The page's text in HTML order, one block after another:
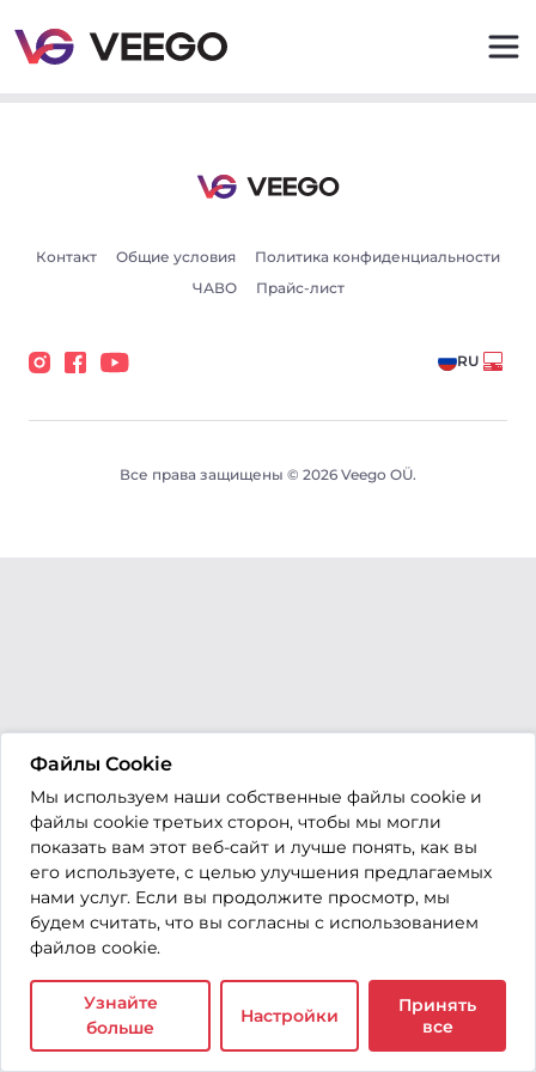
Файлы Cookie
Мы используем наши собственные файлы cookie и
файлы cookie третьих сторон, чтобы мы могли
показать вам этот веб-сайт и лучше понять, как вы
его используете, с целью улучшения предлагаемых
нами услуг. Если вы продолжите просмотр, мы
будем считать, что вы согласны с использованием
файлов cookie.
Узнайте
больше
Настройки
Принять
все
Контакт Общие условия
Политика конфиденциальности
ЧАВО
Прайс-лист
RU
Все права защищены © 2026 Veego OÜ.